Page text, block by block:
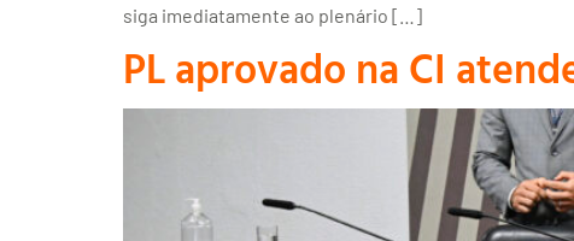
siga imediatamente ao plenário […]
PL aprovado na CI